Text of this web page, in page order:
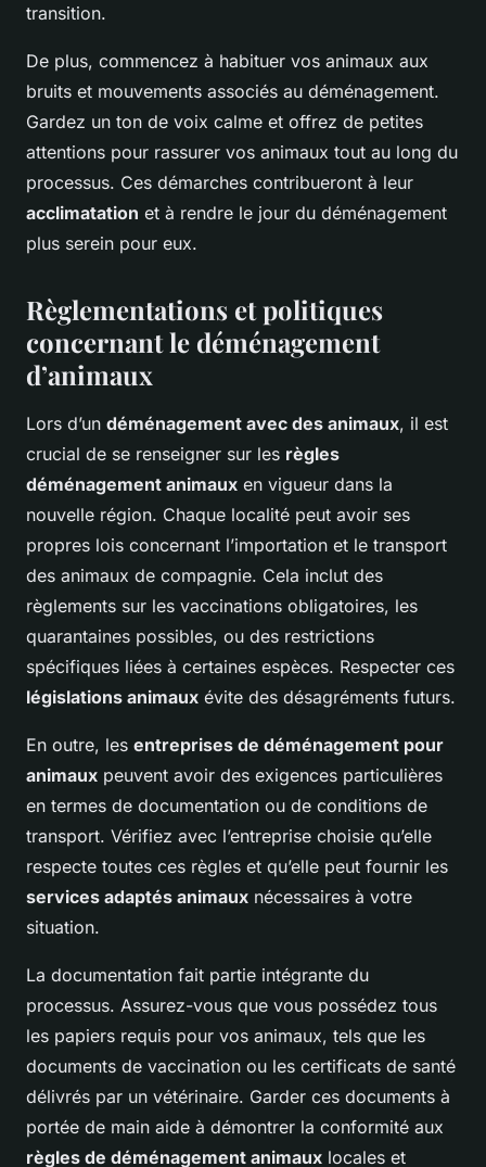
transition.
De plus, commencez à habituer vos animaux aux
bruits et mouvements associés au déménagement.
Gardez un ton de voix calme et offrez de petites
attentions pour rassurer vos animaux tout au long du
processus. Ces démarches contribueront à leur
acclimatation et à rendre le jour du déménagement
plus serein pour eux.
Règlementations et politiques
concernant le déménagement
d’animaux
Lors d’un déménagement avec des animaux, il est
crucial de se renseigner sur les règles
déménagement animaux en vigueur dans la
nouvelle région. Chaque localité peut avoir ses
propres lois concernant l’importation et le transport
des animaux de compagnie. Cela inclut des
règlements sur les vaccinations obligatoires, les
quarantaines possibles, ou des restrictions
spécifiques liées à certaines espèces. Respecter ces
législations animaux évite des désagréments futurs.
En outre, les entreprises de déménagement pour
animaux peuvent avoir des exigences particulières
en termes de documentation ou de conditions de
transport. Vérifiez avec l’entreprise choisie qu’elle
respecte toutes ces règles et qu’elle peut fournir les
services adaptés animaux nécessaires à votre
situation.
La documentation fait partie intégrante du
processus. Assurez-vous que vous possédez tous
les papiers requis pour vos animaux, tels que les
documents de vaccination ou les certificats de santé
délivrés par un vétérinaire. Garder ces documents à
portée de main aide à démontrer la conformité aux
règles de déménagement animaux locales et